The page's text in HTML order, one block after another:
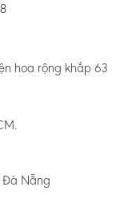
hoa rộng khắp 63
Đà Nẵng